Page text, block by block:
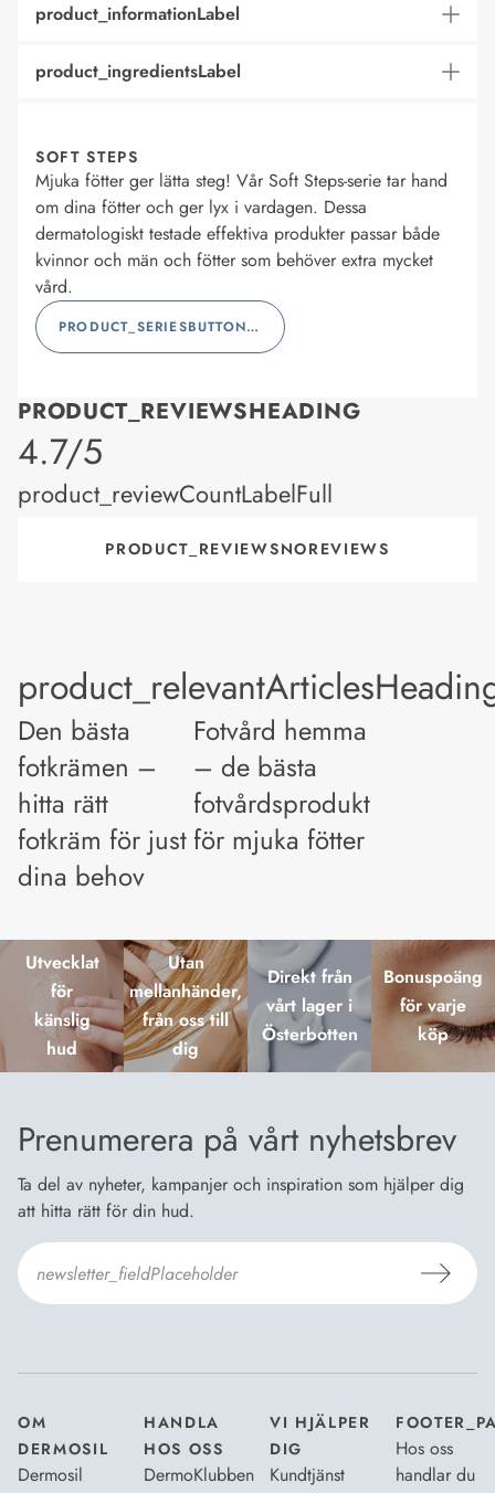
product_informationLabel
product_ingredientsLabel
SOFT STEPS
Mjuka fötter ger lätta steg! Vår Soft Steps-serie tar hand
om dina fötter och ger lyx i vardagen. Dessa
dermatologiskt testade effektiva produkter passar både
kvinnor och män och fötter som behöver extra mycket
vård.
PRODUCT_SERIESBUTTONLABEL
PRODUCT_REVIEWSHEADING
product_rating
4.7/5
product_reviewCountLabelFull
PRODUCT_REVIEWSNOREVIEWS
Den bästa
fotkrämen –
hitta rätt
fotkräm för just
dina behov
Fotvård hemma
– de bästa
fotvårdsprodukterna
för mjuka fötter
Utvecklat
för
känslig
hud
Utan
mellanhänder,
från oss till
dig
Direkt från
vårt lager i
Österbotten
Bonuspoäng
för varje
köp
Prenumerera på vårt nyhetsbrev
Ta del av nyheter, kampanjer och inspiration som hjälper dig
att hitta rätt för din hud.
OM
DERMOSIL
Dermosil
HANDLA
HOS OSS
DermoKlubben
VI HJÄLPER
DIG
Kundtjänst
Hos oss
handlar du